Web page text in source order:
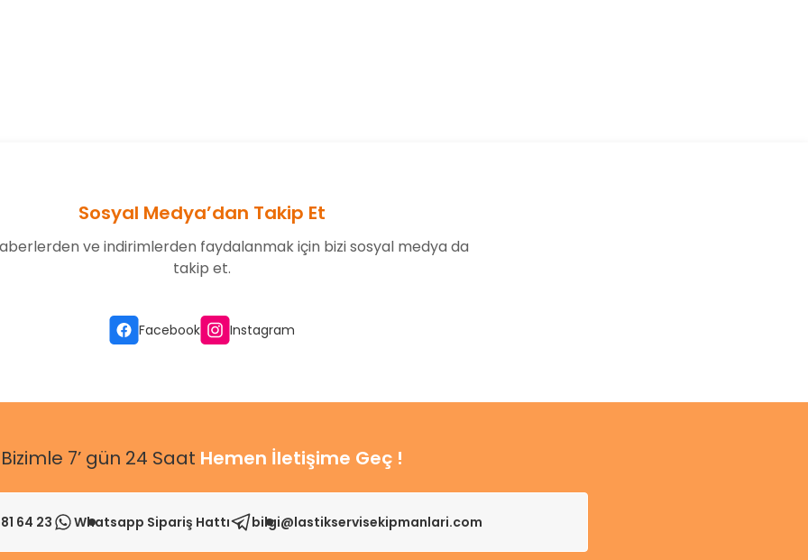
Gönder
Sosyal Medya’dan Takip Et
ve indirimlerden faydalanmak için bizi sosyal medya da
takip et.
Facebook Instagram
Bizimle 7’ gün 24 Saat Hemen İletişime Geç !
64 23 Whatsapp Sipariş Hattı bilgi@lastikservisekipmanlari.com